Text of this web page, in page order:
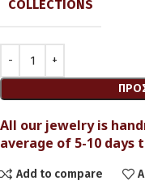
COLLECTIONS
All our jewelry is
average of 5-10 days
Add to compare